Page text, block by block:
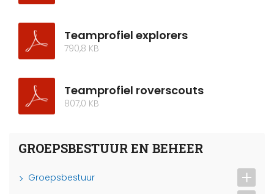
Teamprofiel explorers
790,8 KB
Teamprofiel roverscouts
807,0 KB
GROEPSBESTUUR EN BEHEER
Groepsbestuur